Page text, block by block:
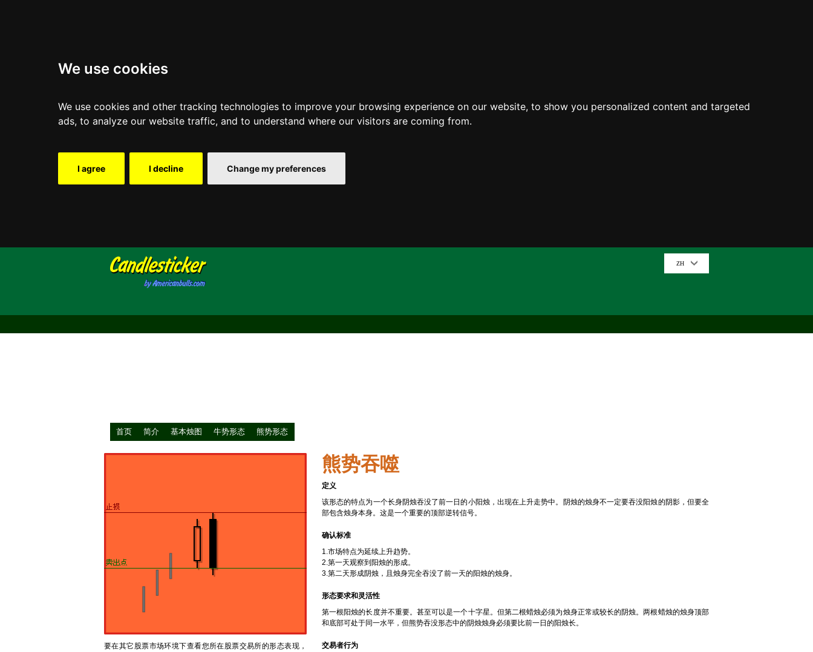
We use cookies
We use cookies and other tracking technologies to improve your browsing experience on our website, to show you personalized content and targeted
ads, to analyze our website traffic, and to understand where our visitors are coming from.
I agree I decline Change my preferences
ZH
首页 简介 基本烛图 牛势形态 熊势形态
要在其它股票市场环境下查看您所在股票交易所的形态表现，
熊势吞噬
定义
该形态的特点为一个长身阴烛吞没了前一日的小阳烛，出现在上升走势中。阴烛的烛身不一定要吞没阳烛的阴影，但要全
部包含烛身本身。这是一个重要的顶部逆转信号。
确认标准
1.市场特点为延续上升趋势。
2.第一天观察到阳烛的形成。
3.第二天形成阴烛，且烛身完全吞没了前一天的阳烛的烛身。
形态要求和灵活性
第一根阳烛的长度并不重要。甚至可以是一个十字星。但第二根蜡烛必须为烛身正常或较长的阴烛。两根蜡烛的烛身顶部
和底部可处于同一水平，但熊势吞没形态中的阴烛烛身必须要比前一日的阳烛长。
交易者行为